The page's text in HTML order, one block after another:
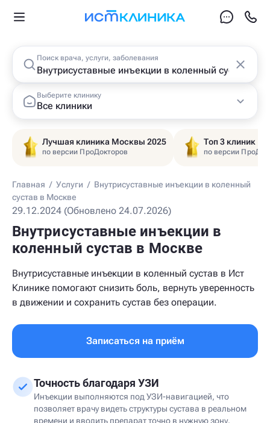
Поиск врача, услуги, заболевания
Выберите клинику
Все клиники
Лучшая клиника Москвы 2025
по версии ПроДокторов
Топ 3 клиник
по версии
Главная / Услуги / Внутрисуставные инъекции в коленный
сустав в Москве
29.12.2024 (Обновлено 24.07.2026)
Внутрисуставные инъекции в
коленный сустав в Москве
Внутрисуставные инъекции в коленный сустав в Ист
Клинике помогают снизить боль, вернуть уверенность
в движении и сохранить сустав без операции.
Записаться на приём
Точность благодаря УЗИ
Инъекции выполняются под УЗИ-навигацией, что
позволяет врачу видеть структуры сустава в реальном
времени и вводить препарат точно в нужную зону.